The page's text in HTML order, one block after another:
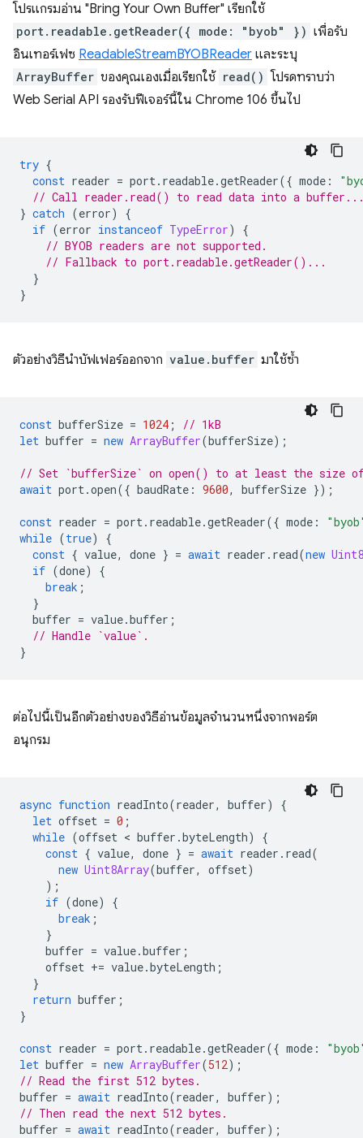
โปรแกรมอ่าน "Bring Your Own Buffer" เรียกใช้
port.readable.getReader({ mode: "byob" }) เพื่อรับ
อินเทอร์เฟซ ReadableStreamBYOBReader และระบุ
ArrayBuffer ของคุณเองเมื่อเรียกใช้ read() โปรดทราบว่า
Web Serial API รองรับฟีเจอร์นี้ใน Chrome 106 ขึ้นไป
try {
const reader = port. readable.getReader({ mode :
// Call reader.read() to read data into a
} catch (error)
{
if (error instanceof TypeError)
{
// BYOB readers are not supported.
// Fallback to port.readable.getReader()...
}
}
ตัวอย่างวิธีนำบัฟเฟอร์ออกจาก value.buffer มาใช้ซ้ำ
const bufferSize = 1024 ;
// 1kB
let buffer = new ArrayBuffer(bufferSize);
// Set `bufferSize` on open() to at least the size
await port.open({ baudRate : 9600, bufferSize });
const reader = port. readable.getReader({ mode :
while (true)
{
const { value, done } = await reader . read(new
if (done)
{
break ;
}
buffer = value.buffer ;
// Handle `value`.
}
ต่อไปนี้เป็นอีกตัวอย่างของวิธีอ่านข้อมูลจำนวนหนึ่งจากพอร์ต
อนุกรม
async function readInto(reader, buffer)
{
let offset = 0 ;
while (offset < buffer .byteLength)
{
const { value, done } = await reader . read(
new Uint8Array(buffer, offset)
);
if (done)
{
break ;
}
buffer = value.buffer ;
offset += value.byteLength ;
}
return buffer ;
}
const reader = port. readable.getReader({ mode :
let buffer = new ArrayBuffer(512);
// Read the first 512 bytes.
buffer = await readInto(reader, buffer);
// Then read the next 512 bytes.
buffer = await readInto(reader, buffer);